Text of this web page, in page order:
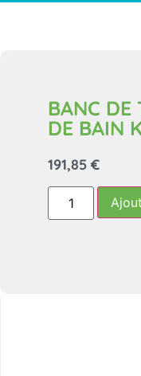
BANC DE
DE BAIN
191,85 €